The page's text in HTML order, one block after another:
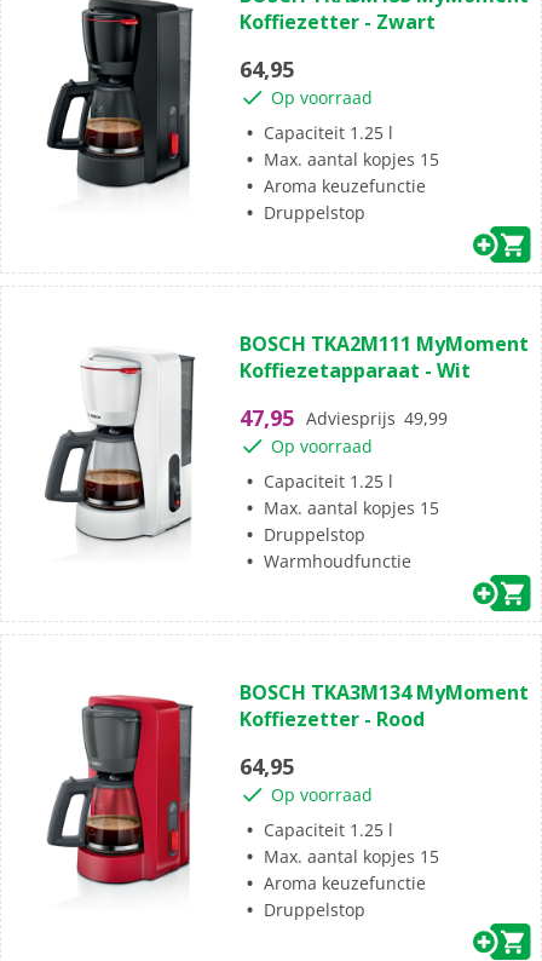
de
sterren.
5
beoordelingen
Koffiezetter - Zwart
64,95
Op voorraad
Capaciteit 1.25 l
Max. aantal kopjes 15
Aroma keuzefunctie
Druppelstop
van
de
sterren.
1
beoordeling
BOSCH TKA2M111 MyMoment
Koffiezetapparaat - Wit
47,95 Adviesprijs 49,99
Op voorraad
Capaciteit 1.25 l
Max. aantal kopjes 15
Druppelstop
Warmhoudfunctie
van
de
sterren.
3
beoordelingen
BOSCH TKA3M134 MyMoment
Koffiezetter - Rood
64,95
Op voorraad
Capaciteit 1.25 l
Max. aantal kopjes 15
Aroma keuzefunctie
Druppelstop